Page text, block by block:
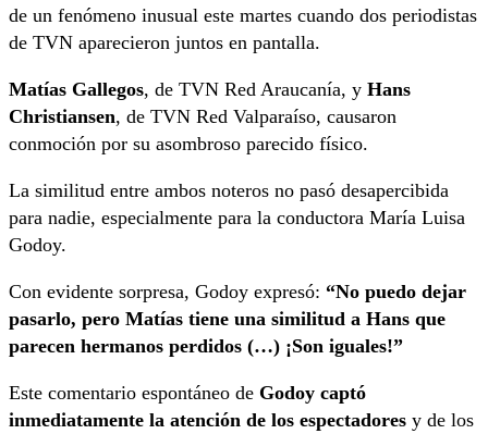
de un fenómeno inusual este martes cuando dos periodistas
de TVN aparecieron juntos en pantalla.
Matías Gallegos, de TVN Red Araucanía, y Hans
Christiansen, de TVN Red Valparaíso, causaron
conmoción por su asombroso parecido físico.
La similitud entre ambos noteros no pasó desapercibida
para nadie, especialmente para la conductora María Luisa
Godoy.
Con evidente sorpresa, Godoy expresó: “No puedo dejar
pasarlo, pero Matías tiene una similitud a Hans que
parecen hermanos perdidos (…) ¡Son iguales!”
Este comentario espontáneo de Godoy captó
inmediatamente la atención de los espectadores y de los